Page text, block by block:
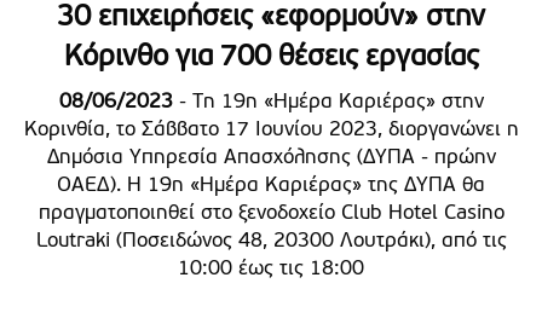
30 επιχειρήσεις «εφορμούν» στην
Κόρινθο για 700 θέσεις εργασίας
08/06/2023- Τη 19η «Ημέρα Καριέρας» στην
Κορινθία, το Σάββατο 17 Ιουνίου 2023, διοργανώνει η
Δημόσια Υπηρεσία Απασχόλησης (ΔΥΠΑ - πρώην
ΟΑΕΔ). Η 19η «Ημέρα Καριέρας» της ΔΥΠΑ θα
πραγματοποιηθεί στο ξενοδοχείο Club Hotel Casino
Loutraki (Ποσειδώνος 48, 20300 Λουτράκι), από τις
10:00 έως τις 18:00